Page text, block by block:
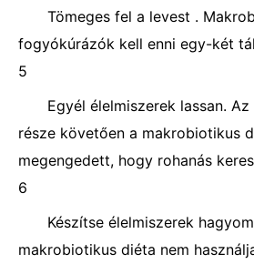
Tömeges fel a levest .
fogyókúrázók kell enni egy-két
5
Egyél élelmiszerek lassan.
része követően a makrobiotikus
megengedett, hogy rohanás
6
Készítse élelmiszerek
makrobiotikus diéta nem